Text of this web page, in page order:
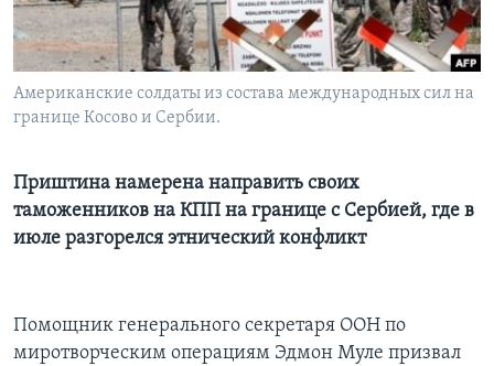
Learning English
СОЦИАЛЬНЫЕ СЕТИ
Языки
Американские солдаты из состава международных сил на
границе Косово и Сербии.
Приштина намерена направить своих
таможенников на КПП на границе с Сербией, где в
июле разгорелся этнический конфликт
Помощник генерального секретаря ООН по
миротворческим операциям Эдмон Муле призвал